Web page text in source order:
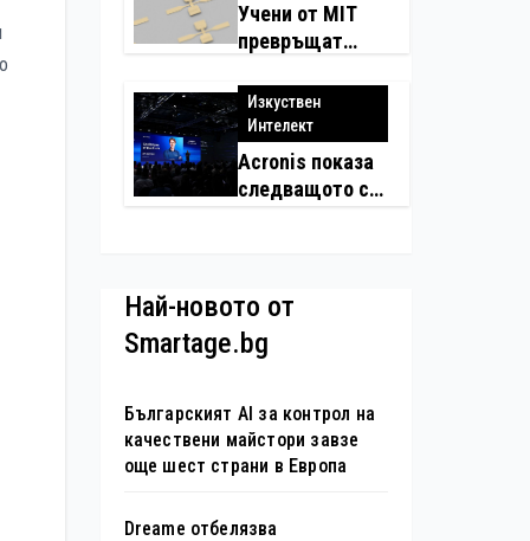
Учени от MIT
превръщат
надеждни
електронни
устройства
Изкуствен
Интелект
Acronis показа
следващото си
Най-новото от
Smartage.bg
Българският AI за контрол на
качествени майстори завзе
още шест страни в Европа
Dreame отбелязва